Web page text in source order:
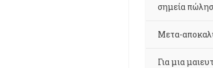
σημεία
Μετα-
Για μια